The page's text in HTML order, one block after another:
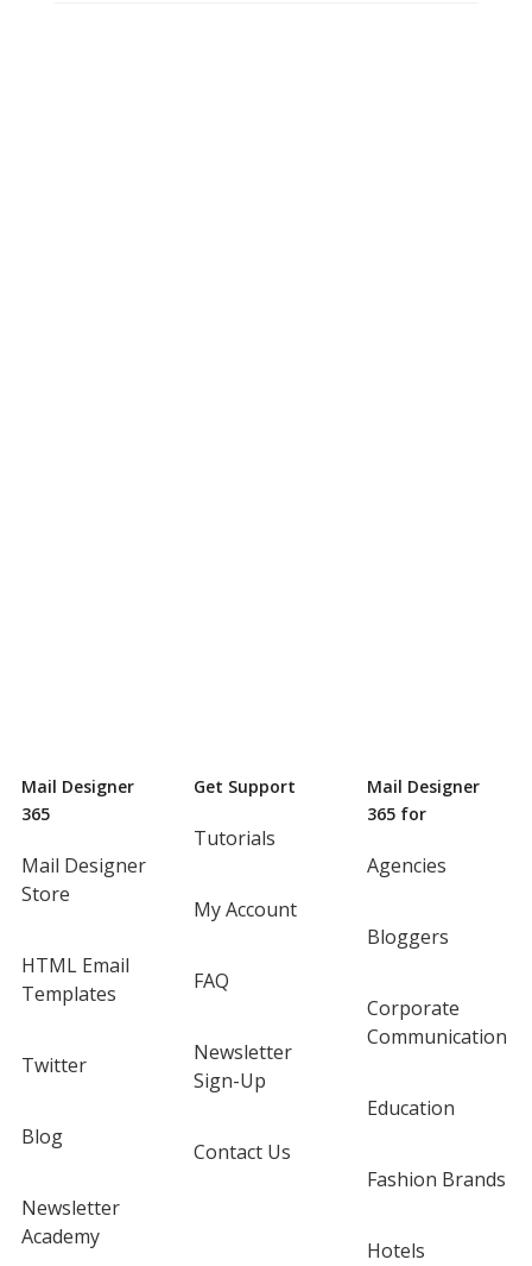
Mail Designer
365
Mail Designer
Store
HTML Email
Templates
Twitter
Blog
Newsletter
Academy
Get Support
Tutorials
My Account
FAQ
Newsletter
Sign-Up
Contact Us
Mail Designer
365 for
Agencies
Bloggers
Corporate
Communication
Education
Fashion Brands
Hotels